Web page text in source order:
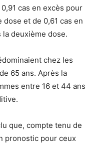
cas en excès pour
et de 0,61 cas en
deuxième dose.
chez les
65 ans. Après la
entre 16 et 44 ans
que, compte tenu de
pronostic pour ceux